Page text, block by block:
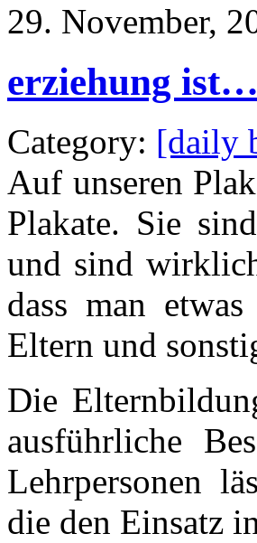
29. November,
erziehung ist…
Category: [daily
Auf unseren
Plakate. Sie
und sind
dass man
Eltern und
Die
ausführliche
Lehrpersonen
die den Einsatz